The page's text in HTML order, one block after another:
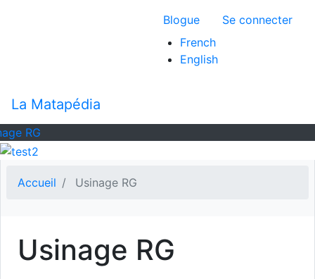
Menu du
Blogue
Se connecter
French
English
La Matapédia
RG
Accueil Usinage RG
Usinage RG